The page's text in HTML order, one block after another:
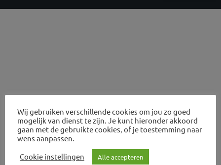
Ruinenbewertungen und Höhlentouren
Wij gebruiken verschillende cookies om jou zo goed
mogelijk van dienst te zijn. Je kunt hieronder akkoord
gaan met de gebruikte cookies, of je toestemming naar
wens aanpassen.
Cookie instellingen
Alle accepteren